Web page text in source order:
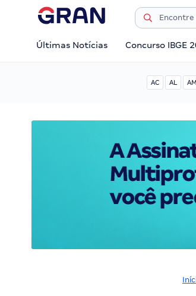
Últimas Notícias Concurso IBGE
AC AL AM